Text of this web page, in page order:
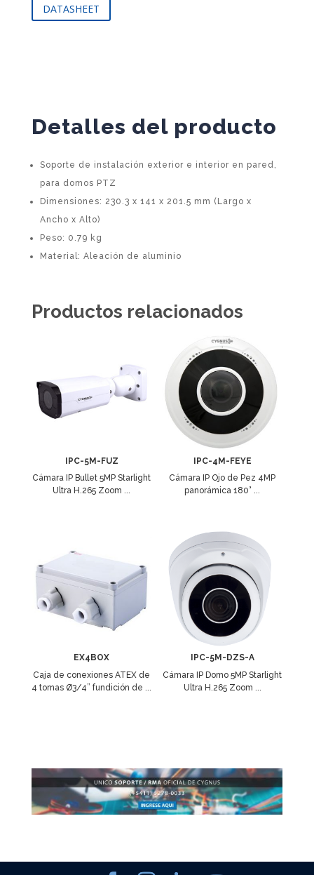
DATASHEET
Detalles del producto
Soporte de instalación exterior e interior en pared,
para domos PTZ
Dimensiones: 230.3 x 141 x 201.5 mm (Largo x
Ancho x Alto)
Peso: 0.79 kg
Material: Aleación de aluminio
Productos relacionados
IPC-5M-FUZ
Cámara IP Bullet 5MP Starlight
Ultra H.265 Zoom ...
IPC-4M-FEYE
Cámara IP Ojo de Pez 4MP
panorámica 180° ...
EX4BOX
Caja de conexiones ATEX de
4 tomas Ø3/4” fundición de ...
IPC-5M-DZS-A
Cámara IP Domo 5MP Starlight
Ultra H.265 Zoom ...